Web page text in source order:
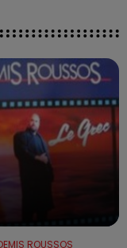
ROUSSOS